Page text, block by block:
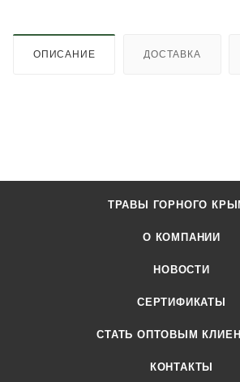
ОПИСАНИЕ ДОСТАВКА
ТРАВЫ ГОРНОГО
О КОМПАНИИ
НОВОСТИ
СЕРТИФИКАТЫ
CТАТЬ ОПТОВЫМ
КОНТАКТЫ